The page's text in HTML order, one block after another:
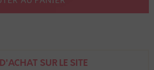
SUR LE SITE